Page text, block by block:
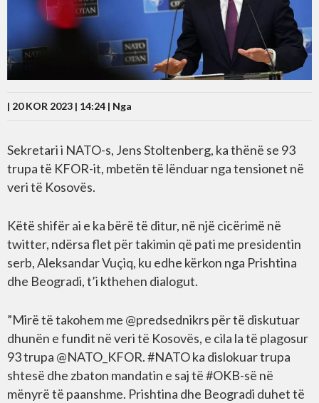
| 20 KOR 2023 | 14:24 | Nga
Sekretari i NATO-s, Jens Stoltenberg, ka thënë se 93
trupa të KFOR-it, mbetën të lënduar nga tensionet në
veri të Kosovës.
Këtë shifër ai e ka bërë të ditur, në një cicërimë në
twitter, ndërsa flet për takimin që pati me presidentin
serb, Aleksandar Vuçiq, ku edhe kërkon nga Prishtina
dhe Beogradi, t’i kthehen dialogut.
”Mirë të takohem me @predsednikrs për të diskutuar
dhunën e fundit në veri të Kosovës, e cila la të plagosur
93 trupa @NATO_KFOR. #NATO ka dislokuar trupa
shtesë dhe zbaton mandatin e saj të #OKB-së në
mënyrë të paanshme. Prishtina dhe Beogradi duhet të